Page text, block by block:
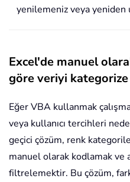
yenilemeniz veya yeniden
Excel'de manuel
göre veriyi
Eğer VBA kullanmak
veya kullanıcı tercihleri
geçici çözüm, renk
manuel olarak kodlamak ve
filtrelemektir. Bu çözüm,